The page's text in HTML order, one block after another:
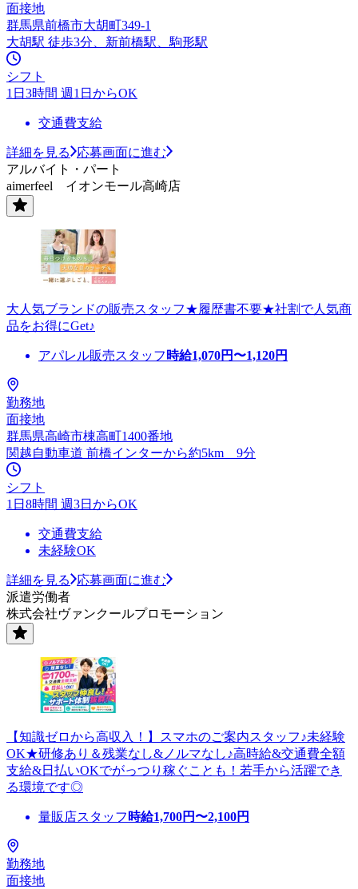
面接地
群馬県前橋市大胡町349-1
大胡駅 徒歩3分、新前橋駅、駒形駅
シフト
1日3時間 週1日からOK
交通費支給
詳細を見る
応募画面に進む
アルバイト・パート
aimerfeel イオンモール高崎店
大人気ブランドの販売スタッフ★履歴書不要★社割で人気商
品をお得にGet♪
アパレル販売スタッフ 時給1,070円〜1,120円
勤務地
面接地
群馬県高崎市棟高町1400番地
関越自動車道 前橋インターから約5km 9分
シフト
1日8時間 週3日からOK
交通費支給
未経験OK
詳細を見る
応募画面に進む
派遣労働者
株式会社ヴァンクールプロモーション
【知識ゼロから高収入！】スマホのご案内スタッフ♪未経験
OK★研修あり＆残業なし&ノルマなし♪高時給&交通費全額
支給&日払いOKでがっつり稼ぐことも！若手から活躍でき
る環境です◎
量販店スタッフ 時給1,700円〜2,100円
勤務地
面接地